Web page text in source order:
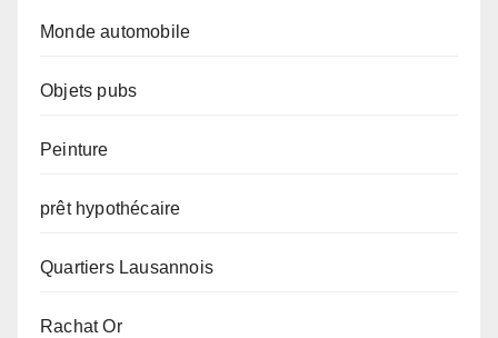
Monde automobile
Objets pubs
Peinture
prêt hypothécaire
Quartiers Lausannois
Rachat Or